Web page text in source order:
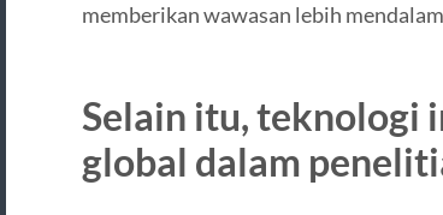
memberikan wawasan lebih
Selain itu, teknologi
global dalam